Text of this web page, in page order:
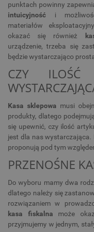
punktach powinny
intuicyjność i
materiałów
okazać się również
urządzenie, trzeba się
będzie wystarczająco
CZY ILOŚĆ
Kasa sklepowa musi
produkty, dlatego
się upewnić, czy ilość
jest dla nas
proponują pod tym
PRZENOŚNE
Do wyboru mamy dwa
dlatego należy się
rozwiązaniem w
kasa fiskalna może
przyjmujemy w jednym,